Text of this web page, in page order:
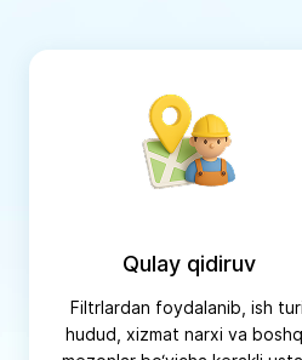
Qulay qidiruv
Filtrlardan foydalanib, ish turi,
hudud, xizmat narxi va